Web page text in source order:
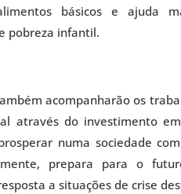
básicos e ajuda
pobreza infantil.
acompanharão os
através do investimento
numa sociedade
prepara para o
a situações de crise